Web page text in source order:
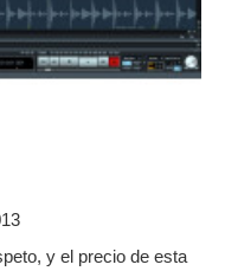
y el precio de esta